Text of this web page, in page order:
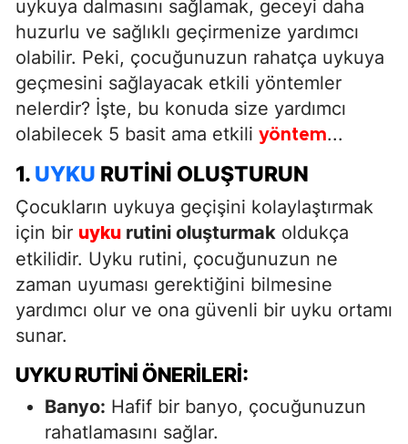
uykuya dalmasını sağlamak, geceyi daha
huzurlu ve sağlıklı geçirmenize yardımcı
olabilir. Peki, çocuğunuzun rahatça uykuya
geçmesini sağlayacak etkili yöntemler
nelerdir? İşte, bu konuda size yardımcı
olabilecek 5 basit ama etkili yöntem...
1. UYKU RUTINI OLUŞTURUN
Çocukların uykuya geçişini kolaylaştırmak
için bir uyku rutini oluşturmak oldukça
etkilidir. Uyku rutini, çocuğunuzun ne
zaman uyuması gerektiğini bilmesine
yardımcı olur ve ona güvenli bir uyku ortamı
sunar.
UYKU RUTINI ÖNERILERI:
Banyo: Hafif bir banyo, çocuğunuzun
rahatlamasını sağlar.